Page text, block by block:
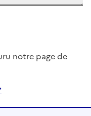
notre page de